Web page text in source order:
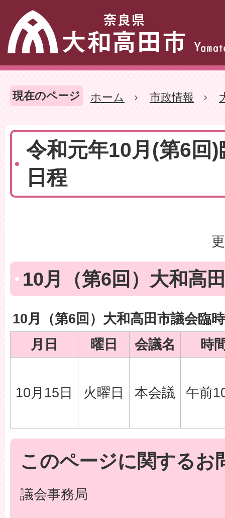
現在のページ ホーム 市政情報
令和元年10月(第6回
日程
10月（第6回）大和高
10月（第6回）大和高田市議会臨
月日
曜日 会議名 時
10月15日 火曜日 本会議 午前
このページに関するお
議会事務局